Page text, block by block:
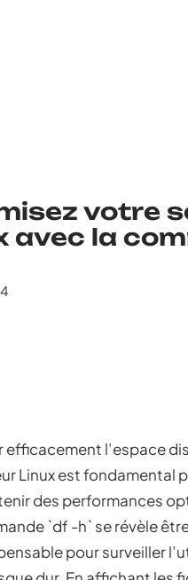
votre
avec la
efficacement l’espace
Linux est fondamental
des performances
`df -h` se révèle
pour surveiller